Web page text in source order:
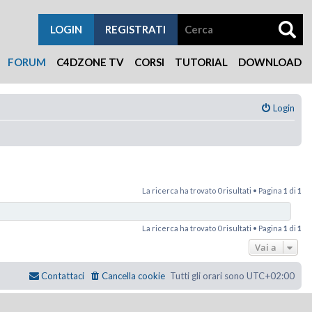
FORUM C4DZONE TV CORSI TUTORIAL DOWNLOAD
REGISTRATI
LOGIN
Login
La ricerca ha trovato 0 risultati • Pagina 1 di 1
La ricerca ha trovato 0 risultati • Pagina 1 di 1
Vai a
Tutti gli orari sono UTC+02:00
Cancella cookie
Contattaci